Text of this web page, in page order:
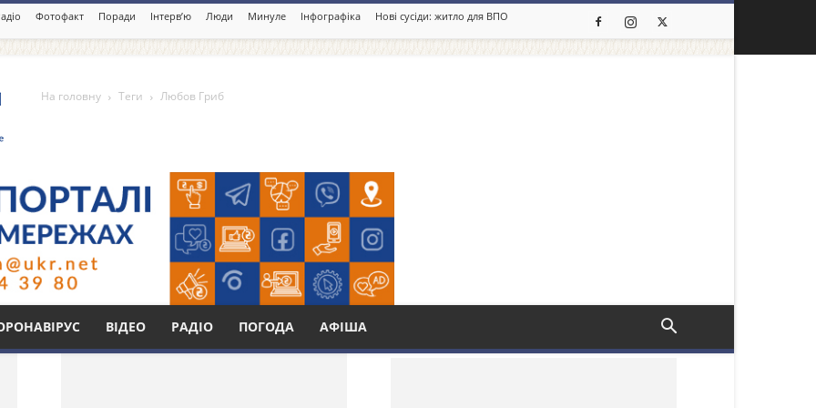
Фотофакт Поради Інтерв’ю Люди Минуле Інфографіка Нові сусіди: житло для ВПО
ВІДЕО РАДІО ПОГОДА АФІША
На головну Теги Любов Гриб